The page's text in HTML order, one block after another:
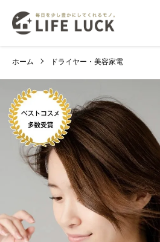
ホーム ドライヤー・美容家電